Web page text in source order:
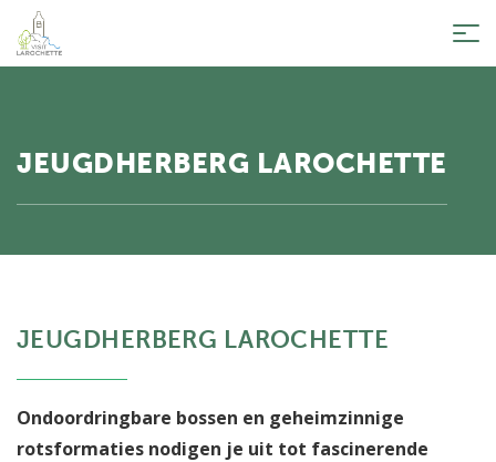
JEUGDHERBERG LAROCHETTE
JEUGDHERBERG LAROCHETTE
Ondoordringbare bossen en geheimzinnige
rotsformaties nodigen je uit tot fascinerende